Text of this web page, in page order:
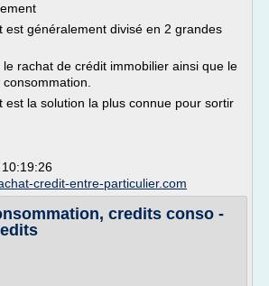
est généralement divisé en 2 grandes
rachat de crédit immobilier ainsi que le
est la solution la plus connue pour sortir
credit-entre-particulier.com
credits conso -